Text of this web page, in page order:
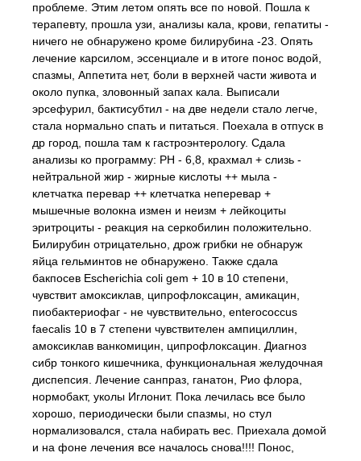
проблеме. Этим летом опять все по новой. Пошла к
терапевту, прошла узи, анализы кала, крови, гепатиты -
ничего не обнаружено кроме билирубина -23. Опять
лечение карсилом, эссенциале и в итоге понос водой,
спазмы, Аппетита нет, боли в верхней части живота и
около пупка, зловонный запах кала. Выписали
эрсефурил, бактисубтил - на две недели стало легче,
стала нормально спать и питаться. Поехала в отпуск в
др город, пошла там к гастроэнтерологу. Сдала
анализы ко программу: РН - 6,8, крахмал + слизь -
нейтральной жир - жирные кислоты ++ мыла -
клетчатка перевар ++ клетчатка неперевар +
мышечные волокна измен и неизм + лейкоциты
эритроциты - реакция на серкобилин положительно.
Билирубин отрицательно, дрож грибки не обнаруж
яйца гельминтов не обнаружено. Также сдала
бакпосев Escherichia coli gem + 10 в 10 степени,
чувствит амоксиклав, ципрофлоксацин, амикацин,
пиобактериофаг - не чувствительно, enterococcus
faecalis 10 в 7 степени чувствителен ампициллин,
амоксиклав ванкомицин, ципрофлоксацин. Диагноз
сибр тонкого кишечника, функциональная желудочная
диспепсия. Лечение санпраз, ганатон, Рио флора,
нормобакт, уколы Иглонит. Пока лечилась все было
хорошо, периодически были спазмы, но стул
нормализовался, стала набирать вес. Приехала домой
и на фоне лечения все началось снова!!!! Понос,